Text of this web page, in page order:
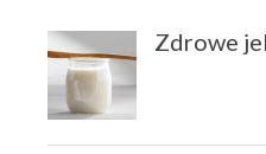
Zdrowe